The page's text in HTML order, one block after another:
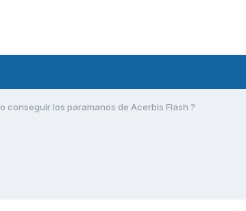
conseguir los paramanos de Acerbis Flash ?